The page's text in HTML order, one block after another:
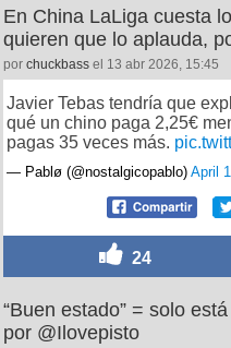
En China LaLiga cuesta
quieren que lo aplauda,
por chuckbass el 13 abr 2026, 15:45
Javier Tebas tendría que
qué un chino paga 2,25€
pagas 35 veces más.
— Pablø (@nostalgicopablo) April
24
“Buen estado” = solo
por @Ilovepisto